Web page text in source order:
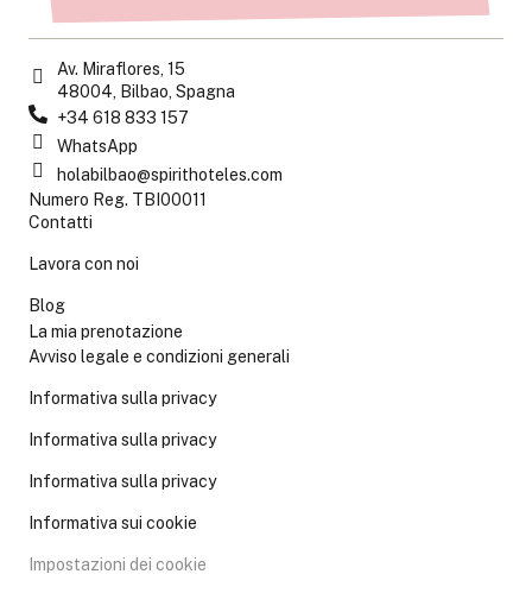
Av. Miraflores, 15
48004, Bilbao, Spagna
+34 618 833 157
WhatsApp
holabilbao@spirithoteles.com
Numero Reg. TBI00011
Contatti
Lavora con noi
Blog
La mia prenotazione
Avviso legale e condizioni generali
Informativa sulla privacy
Informativa sulla privacy
Informativa sulla privacy
Informativa sui cookie
Impostazioni dei cookie